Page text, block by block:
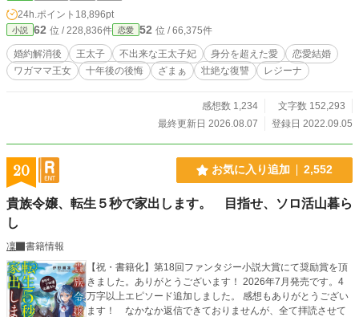
24h.ポイント 18,896pt
小説 62 位 / 228,836件 恋愛 52 位 / 66,375件
婚約解消後 王太子 不出来な王太子妃 身分を超えた愛
恋愛結婚
ワガママ王女
十年後の後悔 ざまぁ 壮絶な復讐 レジーナ
感想数 1,234
文字数 152,293
最終更新日 2026.08.07
登録日 2022.09.05
20 お気に入り追加 2,552
貴族令嬢、転生５秒で家出します。 目指せ、ソロ活山暮ら
し
凜
書籍情報
【祝・書籍化】第18回ファンタジー小説大賞にて奨励賞を頂
きました。ありがとうございます！ 2026年7月発売です。4
万字以上エピソード追加しました。 感想もありがとうござい
ます！ なかなか返信できておりませんが、全て拝読させて